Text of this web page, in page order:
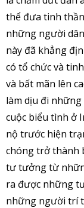
thể đưa tinh
những người
này đã khẳng
có tổ chức và
và bất mãn lên
làm dịu đi
cuộc biểu tình ở
nộ trước hiện
chóng trở thành
tư tưởng từ
ra được những
những người trí